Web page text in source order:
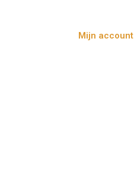
Mijn account